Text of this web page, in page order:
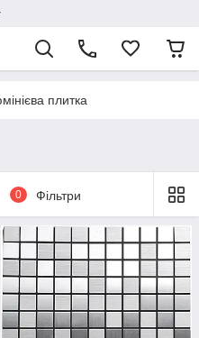
плитка
0 Фільтри